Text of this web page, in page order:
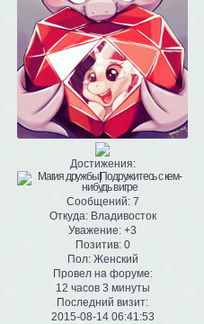
Достижения:
Сообщений:7
Откуда:Владивосток
Уважение: +3
Позитив: 0
Пол:Женский
Провел на форуме:
12 часов 3 минуты
Последний визит:
2015-08-14 06:41:53